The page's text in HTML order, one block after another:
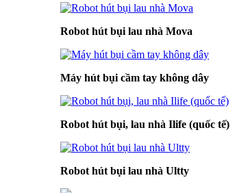
Robot hút bụi lau nhà Mova
Máy hút bụi cầm tay không dây
Robot hút bụi, lau nhà Ilife (quốc tế)
Robot hút bụi lau nhà Ultty